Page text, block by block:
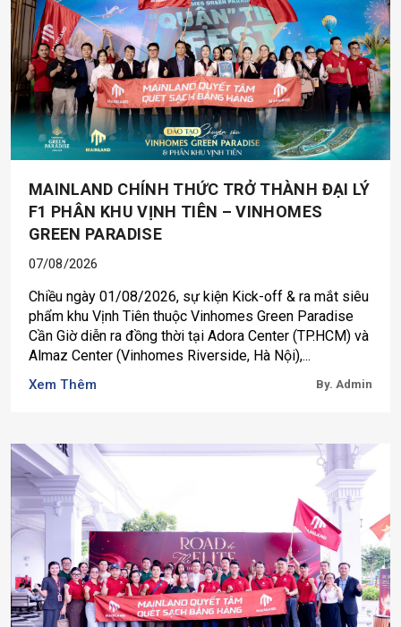
MAINLAND CHÍNH THỨC TRỞ THÀNH ĐẠI LÝ
F1 PHÂN KHU VỊNH TIÊN – VINHOMES
GREEN PARADISE
07/08/2026
Chiều ngày 01/08/2026, sự kiện Kick-off & ra mắt siêu
phẩm khu Vịnh Tiên thuộc Vinhomes Green Paradise
Cần Giờ diễn ra đồng thời tại Adora Center (TP.HCM) và
Almaz Center (Vinhomes Riverside, Hà Nội),...
Xem Thêm By. Admin